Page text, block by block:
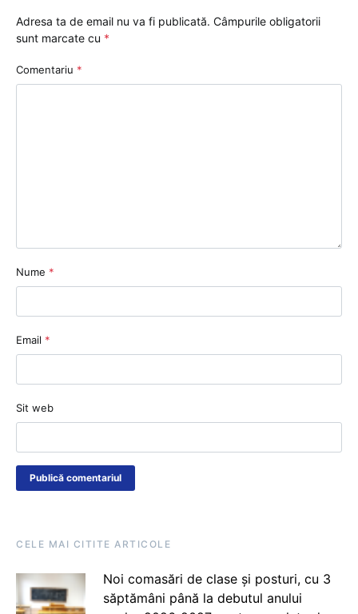
Adresa ta de email nu va fi publicată. Câmpurile obligatorii
sunt marcate cu *
Comentariu *
Nume *
Email *
Sit web
CELE MAI CITITE ARTICOLE
Noi comasări de clase și posturi, cu 3
săptămâni până la debutul anului